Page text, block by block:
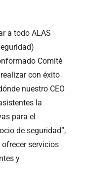
a todo ALAS
Comité
con éxito
nuestro CEO
la
para el
de seguridad”,
servicios
y